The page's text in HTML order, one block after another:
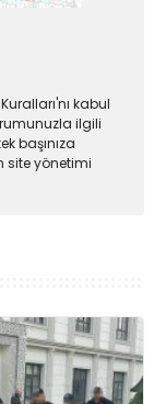
kabul
ilgili
başınıza
site yönetimi